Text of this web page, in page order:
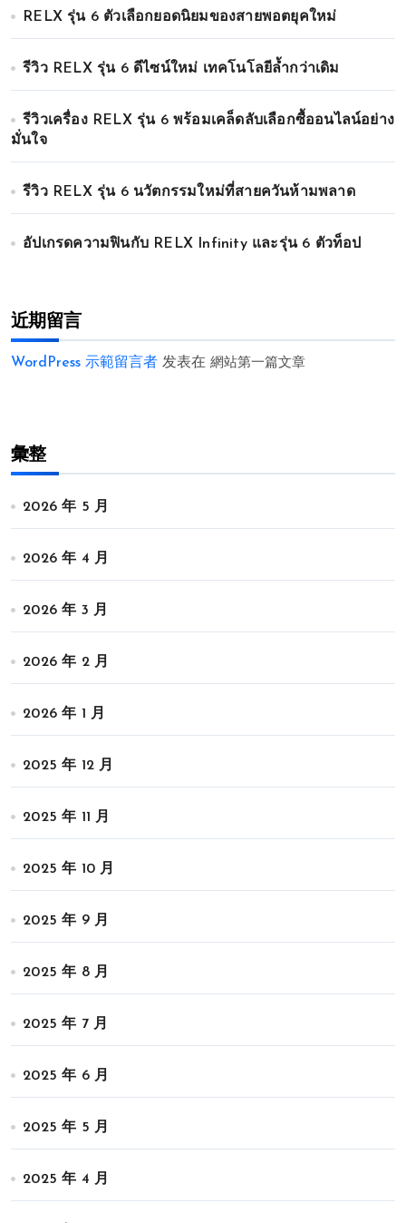
RELX รุ่น 6 ตัวเลือกยอดนิยมของสายพอตยุคใหม่
รีวิว RELX รุ่น 6 ดีไซน์ใหม่ เทคโนโลยีล้ำกว่าเดิม
รีวิวเครื่อง RELX รุ่น 6 พร้อมเคล็ดลับเลือกซื้ออนไลน์อย่าง
มั่นใจ
รีวิว RELX รุ่น 6 นวัตกรรมใหม่ที่สายควันห้ามพลาด
อัปเกรดความฟินกับ RELX Infinity และรุ่น 6 ตัวท็อป
近期留言
WordPress 示範留言者 发表在 網站第一篇文章
彙整
2026 年 5 月
2026 年 4 月
2026 年 3 月
2026 年 2 月
2026 年 1 月
2025 年 12 月
2025 年 11 月
2025 年 10 月
2025 年 9 月
2025 年 8 月
2025 年 7 月
2025 年 6 月
2025 年 5 月
2025 年 4 月